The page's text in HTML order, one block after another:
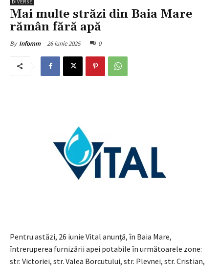
DIVERSE
Mai multe străzi din Baia Mare
rămân fără apă
By Infomm 26 iunie 2025 0
Pentru astăzi, 26 iunie Vital anunță, în Baia Mare,
întreruperea furnizării apei potabile în următoarele zone:
str. Victoriei, str. Valea Borcutului, str. Plevnei, str. Cristian,